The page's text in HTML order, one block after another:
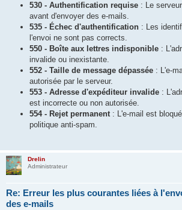
530 - Authentification requise : Le
avant d'envoyer des e-mails.
535 - Échec d'authentification : Les
l'envoi ne sont pas corrects.
550 - Boîte aux lettres indisponible :
invalide ou inexistante.
552 - Taille de message dépassée : L'e-
autorisée par le serveur.
553 - Adresse d'expéditeur invalide :
est incorrecte ou non autorisée.
554 - Rejet permanent: L'e-mail est
politique anti-spam.
Drelin
Administrateur
Re: Erreur les plus courantes liées à
des e-mails